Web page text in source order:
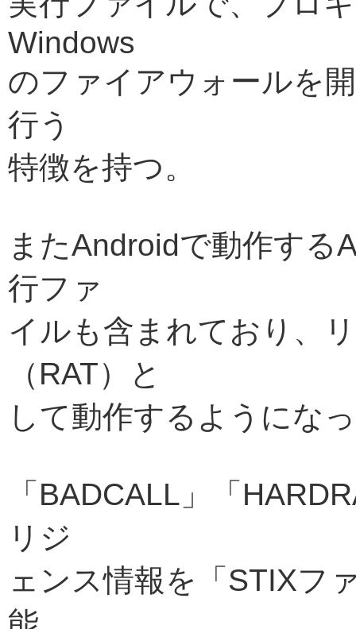
Windows
のファイアウォールを
行う
特徴を持つ。
またAndroidで動作する
行ファ
イルも含まれており、
（RAT）と
して動作するようにな
「BADCALL」「
リジ
ェンス情報を「STIXフ